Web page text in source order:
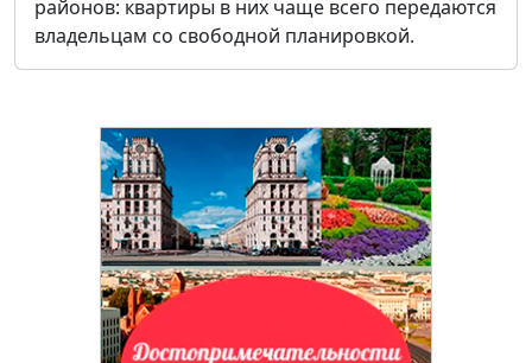
районов: квартиры в них чаще всего передаются
владельцам со свободной планировкой.